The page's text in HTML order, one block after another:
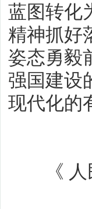
蓝图转化
精神抓好
姿态勇毅
强国建设
现代化的
《 人民